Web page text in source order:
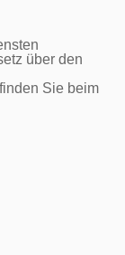
über den
Sie beim